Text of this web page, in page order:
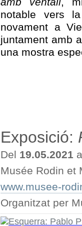
notable vers
novament a
juntament amb
una mostra
Exposició:
Del 19.05.2021
Musée Rodin et
www.musee-
Organitzat per